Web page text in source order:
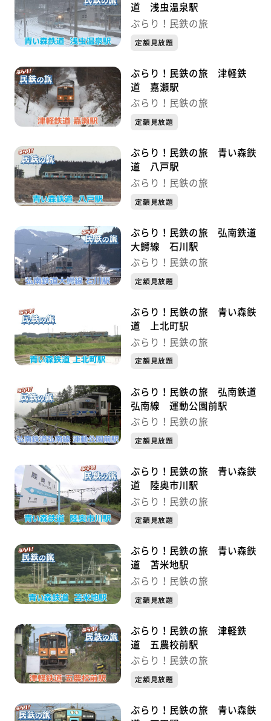
道 浅虫温泉駅
ぶらり！民鉄の旅
定額見放題
ぶらり！民鉄の旅 津軽鉄
道 嘉瀬駅
ぶらり！民鉄の旅
定額見放題
ぶらり！民鉄の旅 青い森鉄
道 八戸駅
ぶらり！民鉄の旅
定額見放題
ぶらり！民鉄の旅 弘南鉄道
大鰐線 石川駅
ぶらり！民鉄の旅
定額見放題
ぶらり！民鉄の旅 青い森鉄
道 上北町駅
ぶらり！民鉄の旅
定額見放題
ぶらり！民鉄の旅 弘南鉄道
弘南線 運動公園前駅
ぶらり！民鉄の旅
定額見放題
ぶらり！民鉄の旅 青い森鉄
道 陸奥市川駅
ぶらり！民鉄の旅
定額見放題
ぶらり！民鉄の旅 青い森鉄
道 苫米地駅
ぶらり！民鉄の旅
定額見放題
ぶらり！民鉄の旅 津軽鉄
道 五農校前駅
ぶらり！民鉄の旅
定額見放題
ぶらり！民鉄の旅 青い森鉄